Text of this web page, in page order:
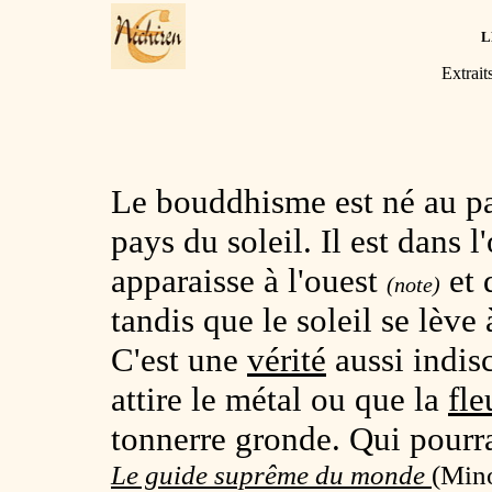
Le bouddhisme est né au
pays du soleil. Il est dans
apparaisse à l'ouest (note) et
tandis que le soleil se lève
C'est une vérité aussi
attire le métal ou que la
tonnerre gronde. Qui
Le guide suprême du monde